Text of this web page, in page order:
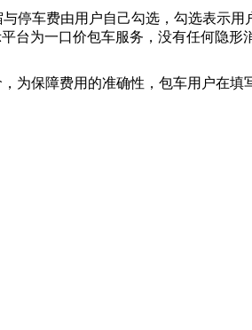
停车费由用户自己勾选，勾选表示
台为一口价包车服务，没有任何隐形
为保障费用的准确性，包车用户在填